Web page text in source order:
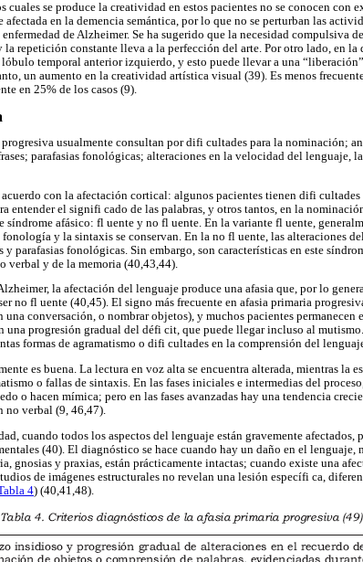
cuales se produce la creatividad en estos pacientes no se conocen con
en la demencia semántica, por lo que no se perturban las
de Alzheimer. Se ha sugerido que la necesidad compulsiva
repetición constante lleva a la perfección del arte. Por otro lado, en la
temporal anterior izquierdo, y esto puede llevar a una
un aumento en la creatividad artística visual (39). Es menos
en 25% de los casos (9).
usualmente consultan por difi cultades para la nominación;
parafasias fonológicas; alteraciones en la velocidad del lenguaje,
con la afectación cortical: algunos pacientes tienen difi cultades
entender el signifi cado de las palabras, y otros tantos, en la
síndrome afásico: fl uente y no fl uente. En la variante fl uente,
y la sintaxis se conservan. En la no fl uente, las alteraciones
y parafasias fonológicas. Sin embargo, son características en este
verbal y de la memoria (40,43,44).
la afectación del lenguaje produce una afasia que, por lo
no fl uente (40,45). El signo más frecuente en afasia primaria
una conversación, o nombrar objetos), y muchos pacientes permanecen
una progresión gradual del défi cit, que puede llegar incluso al
formas de agramatismo o difi cultades en la comprensión del
es buena. La lectura en voz alta se encuentra alterada, mientras la
o fallas de sintaxis. En las fases iniciales e intermedias del
o hacen mímica; pero en las fases avanzadas hay una tendencia
no verbal (9, 46,47).
cuando todos los aspectos del lenguaje están gravemente
(40). El diagnóstico se hace cuando hay un daño en el lenguaje,
gnosias y praxias, están prácticamente intactas; cuando existe una
de imágenes estructurales no revelan una lesión específi ca,
4) (40,41,48).